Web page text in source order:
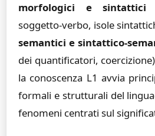
morfologici e sintattici
soggetto-verbo, isole
semantici e sintattico-
dei quantificatori,
la conoscenza L1 avvia
formali e strutturali del
fenomeni centrati sul